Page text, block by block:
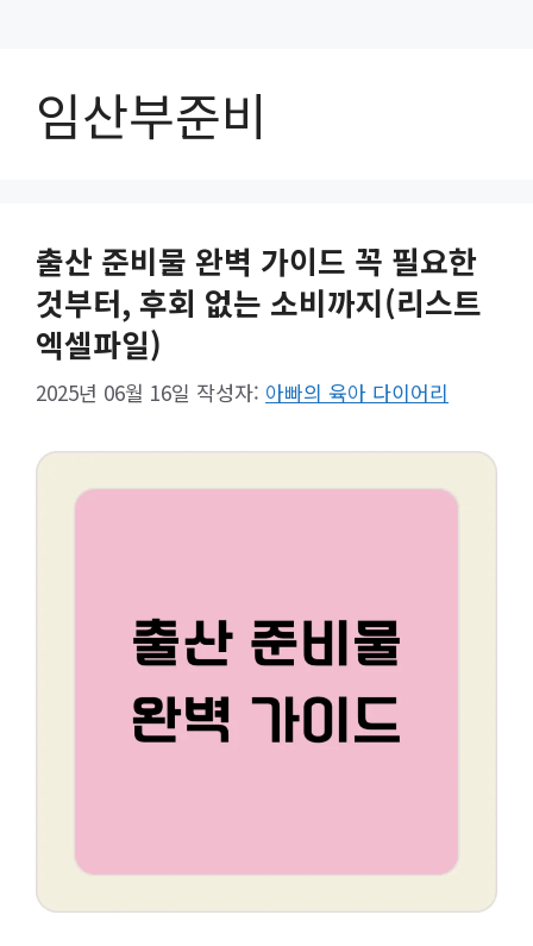
임산부준비
출산 준비물 완벽 가이드 꼭 필요한
것부터, 후회 없는 소비까지(리스트
엑셀파일)
2025년 06월 16일 작성자: 아빠의 육아 다이어리